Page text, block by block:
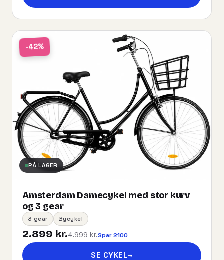
-42%
PÅ LAGER
Amsterdam Damecykel med stor kurv
og 3 gear
3 gear Bycykel
2.899 kr.4.999 kr.Spar 2100
SE CYKEL→